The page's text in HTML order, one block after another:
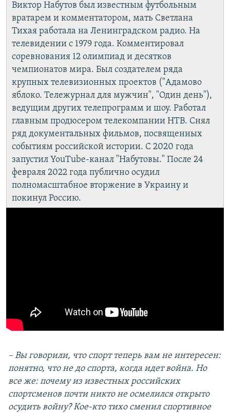
Виктор Набутов был известным футбольным
вратарем и комментатором, мать Светлана
Тихая работала на Ленинградском радио. На
телевидении с 1979 года. Комментировал
соревнования 12 олимпиад и десятков
чемпионатов мира. Был создателем ряда
крупных телевизионных проектов ("Адамово
яблоко. Тележурнал для мужчин", "Один день"),
ведущим других телепрограмм и шоу. Работал
главным продюсером телекомпании НТВ. Снял
ряд документальных фильмов, посвященных
событиям российской истории. С 2020 года
запустил YouTube-канал "Набутовы." После 24
февраля 2022 года публично осудил
полномасштабное вторжение в Украину и
покинул Россию.
– Вы говорили, что спорт теперь вам не интересен:
понятно, что не до спорта, когда идет война. Но
все же: почему из известных российских
спортсменов почти никто не осмелился открыто
осудить войну? Кое-кто тихо сменил спортивное